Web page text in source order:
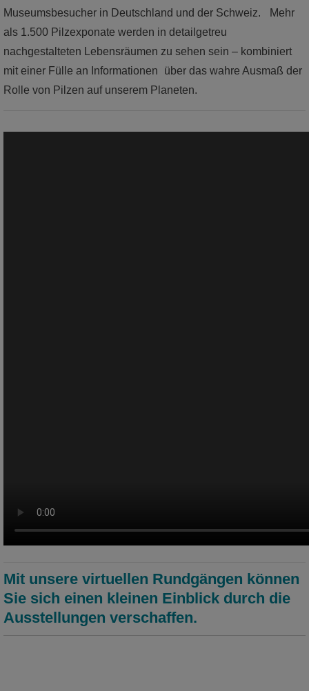
Museumsbesucher in Deutschland und der Schweiz. Mehr
als 1.500 Pilzexponate werden in detailgetreu
nachgestalteten Lebensräumen zu sehen sein – kombiniert
mit einer Fülle an Informationen über das wahre Ausmaß der
Rolle von Pilzen auf unserem Planeten.
Mit unsere virtuellen Rundgängen können
Sie sich einen kleinen Einblick durch die
Ausstellungen verschaffen.